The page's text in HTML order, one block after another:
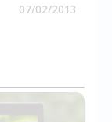
07/02/2013